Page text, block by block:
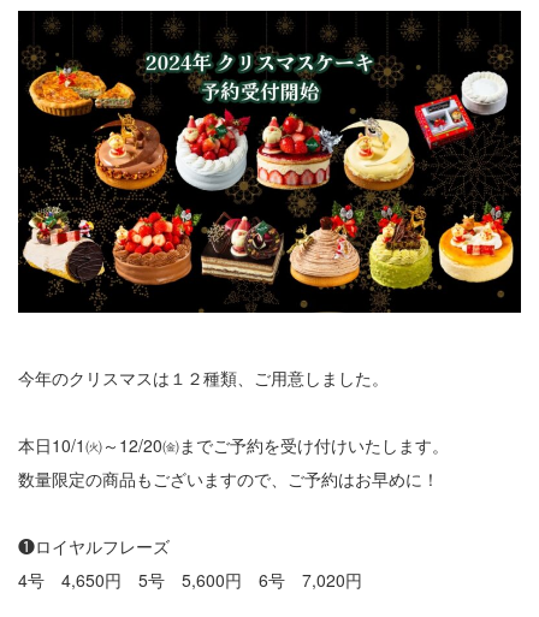
今年のクリスマスは１２種類、ご用意しました。
本日10/1㈫～12/20㈮までご予約を受け付けいたします。
数量限定の商品もございますので、ご予約はお早めに！
❶ロイヤルフレーズ
4号 4,650円 5号 5,600円 6号 7,020円